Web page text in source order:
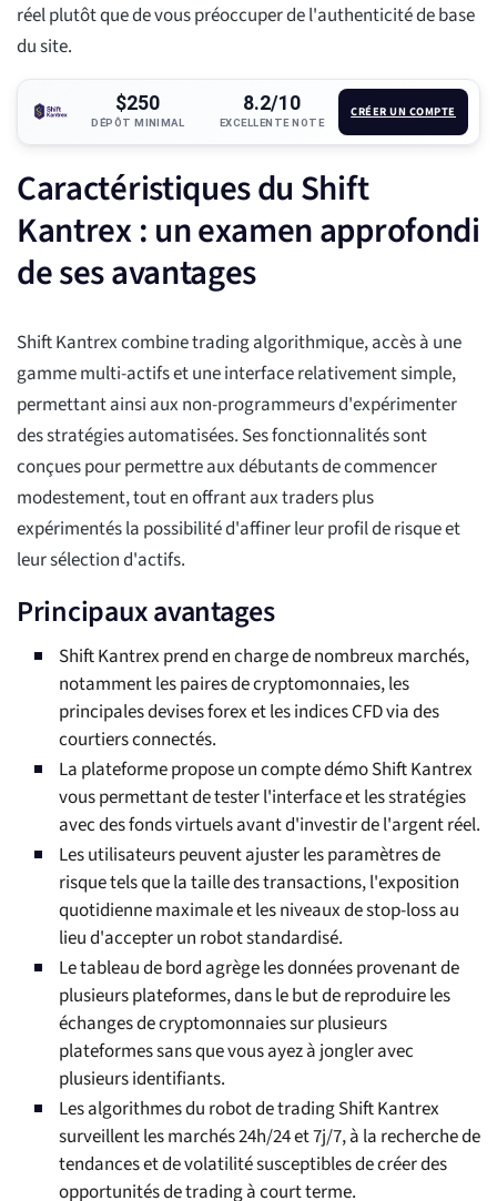
réel plutôt que de vous préoccuper de l'authenticité de base
du site.
$250
DÉPÔT MINIMAL
8.2/10
EXCELLENTE NOTE
CRÉER UN COMPTE
Caractéristiques du Shift
Kantrex : un examen approfondi
de ses avantages
Shift Kantrex combine trading algorithmique, accès à une
gamme multi-actifs et une interface relativement simple,
permettant ainsi aux non-programmeurs d'expérimenter
des stratégies automatisées. Ses fonctionnalités sont
conçues pour permettre aux débutants de commencer
modestement, tout en offrant aux traders plus
expérimentés la possibilité d'affiner leur profil de risque et
leur sélection d'actifs.
Principaux avantages
Shift Kantrex prend en charge de nombreux marchés,
notamment les paires de cryptomonnaies, les
principales devises forex et les indices CFD via des
courtiers connectés.
La plateforme propose un compte démo Shift Kantrex
vous permettant de tester l'interface et les stratégies
avec des fonds virtuels avant d'investir de l'argent réel.
Les utilisateurs peuvent ajuster les paramètres de
risque tels que la taille des transactions, l'exposition
quotidienne maximale et les niveaux de stop-loss au
lieu d'accepter un robot standardisé.
Le tableau de bord agrège les données provenant de
plusieurs plateformes, dans le but de reproduire les
échanges de cryptomonnaies sur plusieurs
plateformes sans que vous ayez à jongler avec
plusieurs identifiants.
Les algorithmes du robot de trading Shift Kantrex
surveillent les marchés 24h/24 et 7j/7, à la recherche de
tendances et de volatilité susceptibles de créer des
opportunités de trading à court terme.